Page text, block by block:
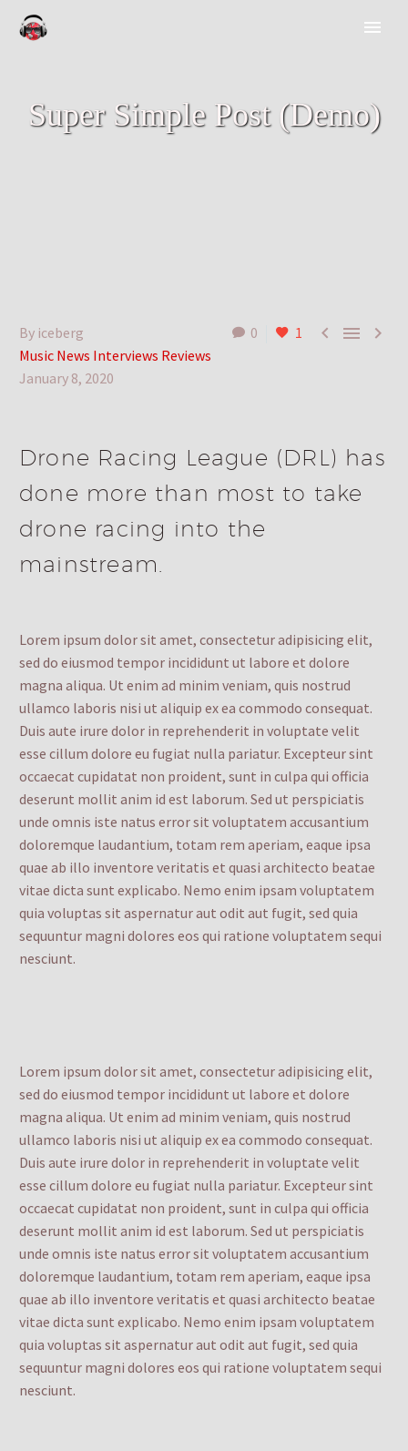
Super Simple Post (Demo)
0 1   
By iceberg
Music News Interviews Reviews
January 8, 2020
Drone Racing League (DRL) has
done more than most to take
drone racing into the
mainstream.
Lorem ipsum dolor sit amet, consectetur adipisicing elit,
sed do eiusmod tempor incididunt ut labore et dolore
magna aliqua. Ut enim ad minim veniam, quis nostrud
ullamco laboris nisi ut aliquip ex ea commodo consequat.
Duis aute irure dolor in reprehenderit in voluptate velit
esse cillum dolore eu fugiat nulla pariatur. Excepteur sint
occaecat cupidatat non proident, sunt in culpa qui officia
deserunt mollit anim id est laborum. Sed ut perspiciatis
unde omnis iste natus error sit voluptatem accusantium
doloremque laudantium, totam rem aperiam, eaque ipsa
quae ab illo inventore veritatis et quasi architecto beatae
vitae dicta sunt explicabo. Nemo enim ipsam voluptatem
quia voluptas sit aspernatur aut odit aut fugit, sed quia
sequuntur magni dolores eos qui ratione voluptatem sequi
nesciunt.
Lorem ipsum dolor sit amet, consectetur adipisicing elit,
sed do eiusmod tempor incididunt ut labore et dolore
magna aliqua. Ut enim ad minim veniam, quis nostrud
ullamco laboris nisi ut aliquip ex ea commodo consequat.
Duis aute irure dolor in reprehenderit in voluptate velit
esse cillum dolore eu fugiat nulla pariatur. Excepteur sint
occaecat cupidatat non proident, sunt in culpa qui officia
deserunt mollit anim id est laborum. Sed ut perspiciatis
unde omnis iste natus error sit voluptatem accusantium
doloremque laudantium, totam rem aperiam, eaque ipsa
quae ab illo inventore veritatis et quasi architecto beatae
vitae dicta sunt explicabo. Nemo enim ipsam voluptatem
quia voluptas sit aspernatur aut odit aut fugit, sed quia
sequuntur magni dolores eos qui ratione voluptatem sequi
nesciunt.